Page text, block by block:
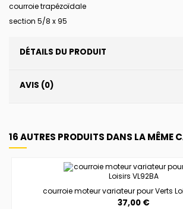
courroie trapézoïdale
section 5/8 x 95
DÉTAILS DU PRODUIT
AVIS (0)
16 AUTRES PRODUITS DANS LA MÊME
courroie moteur variateur pour Verts
37,00 €